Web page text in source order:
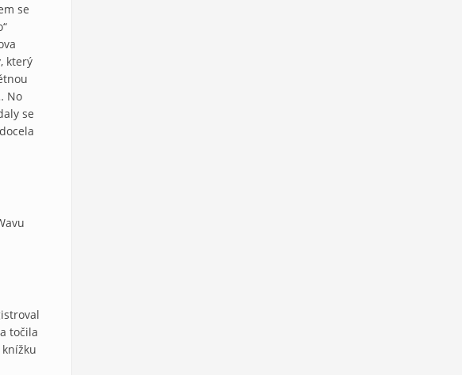
se
který
No
se
točila